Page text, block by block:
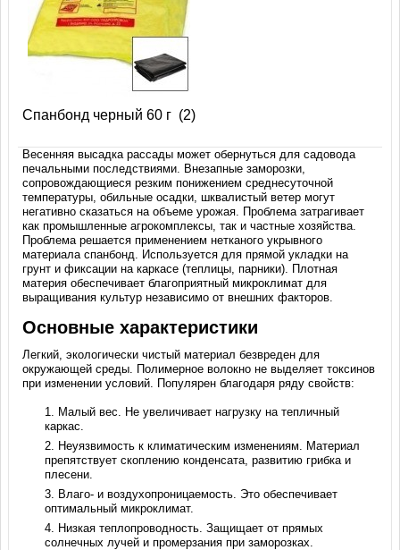
Спанбонд черный 60 г (2)
Весенняя высадка рассады может обернуться для садовода
печальными последствиями. Внезапные заморозки,
сопровождающиеся резким понижением среднесуточной
температуры, обильные осадки, шквалистый ветер могут
негативно сказаться на объеме урожая. Проблема затрагивает
как промышленные агрокомплексы, так и частные хозяйства.
Проблема решается применением нетканого укрывного
материала спанбонд. Используется для прямой укладки на
грунт и фиксации на каркасе (теплицы, парники). Плотная
материя обеспечивает благоприятный микроклимат для
выращивания культур независимо от внешних факторов.
Основные характеристики
Легкий, экологически чистый материал безвреден для
окружающей среды. Полимерное волокно не выделяет токсинов
при изменении условий. Популярен благодаря ряду свойств:
Малый вес. Не увеличивает нагрузку на тепличный
каркас.
Неуязвимость к климатическим изменениям. Материал
препятствует скоплению конденсата, развитию грибка и
плесени.
Влаго- и воздухопроницаемость. Это обеспечивает
оптимальный микроклимат.
Низкая теплопроводность. Защищает от прямых
солнечных лучей и промерзания при заморозках.